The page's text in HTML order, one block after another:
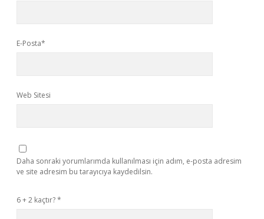
E-Posta*
Web Sitesi
Daha sonraki yorumlarımda kullanılması için adım, e-posta adresim
ve site adresim bu tarayıcıya kaydedilsin.
6 + 2 kaçtır?*